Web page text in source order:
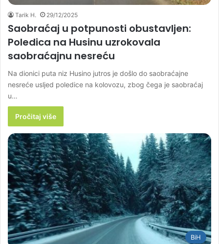
Tarik H. 29/12/2025
Saobraćaj u potpunosti obustavljen:
Poledica na Husinu uzrokovala
saobraćajnu nesreću
Na dionici puta niz Husino jutros je došlo do saobraćajne
nesreće usljed poledice na kolovozu, zbog čega je saobraćaj
u…
Pročitaj više
BiH